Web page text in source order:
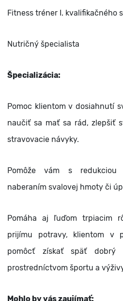
Fitness tréner I. kvalifikačného
Nutričný špecialista
Špecializácia:
Pomoc klientom v dosiahnutí
naučiť sa mať sa rád, zlepšiť
stravovacie návyky.
Pomôže vám s redukciou
naberaním svalovej hmoty či
Pomáha aj ľuďom trpiacim
prijímu potravy, klientom v
pomôcť získať späť
prostredníctvom športu a
Mohlo by vás zaujímať: